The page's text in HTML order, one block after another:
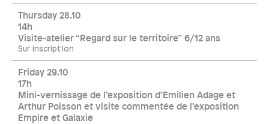
Thursday 28.10
14h
Visite-atelier “Regard sur le territoire” 6/12 ans
Sur inscription
Friday 29.10
17h
Mini-vernissage de l’exposition d’Emilien Adage et
Arthur Poisson et visite commentée de l’exposition
Empire et Galaxie